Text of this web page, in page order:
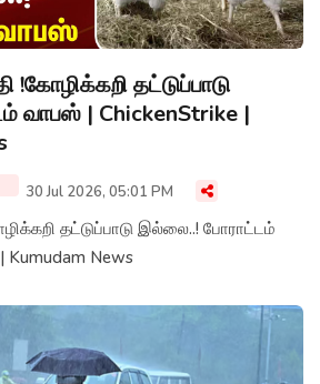
!கோழிக்கறி தட்டுப்பாடு
வாபஸ் | ChickenStrike |
30 Jul 2026, 05:01 PM
தட்டுப்பாடு இல்லை..! போராட்டம்
Kumudam News